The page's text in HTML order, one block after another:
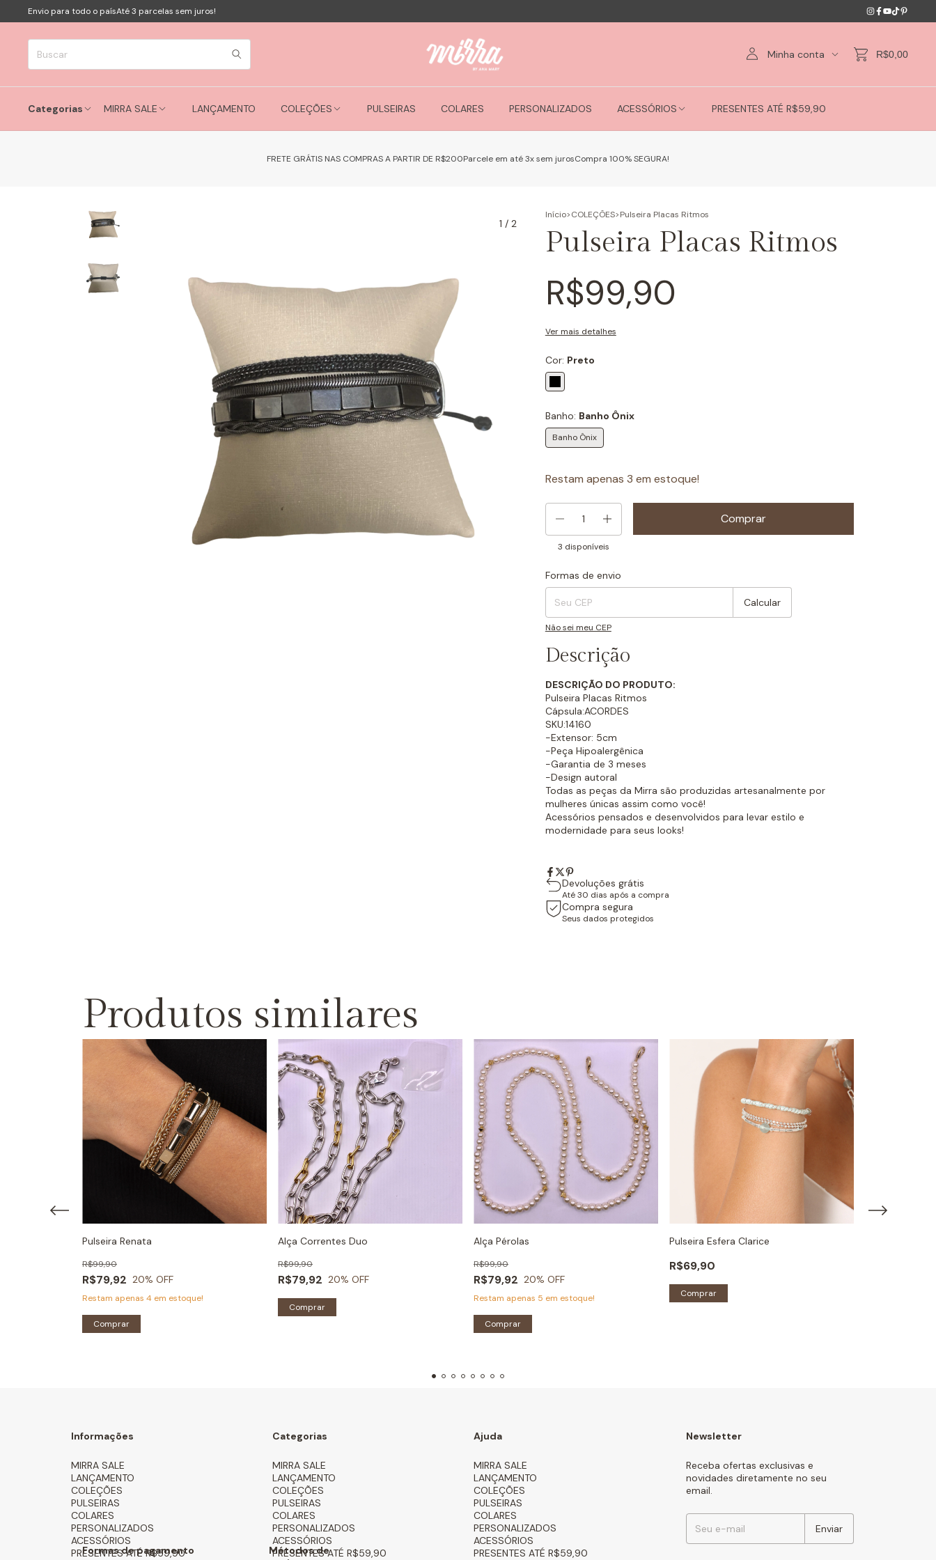
Envio para todo o paísAté 3 parcelas sem juros!
Minha conta R$0,00
Categorias MIRRA SALE LANÇAMENTO COLEÇÕES PULSEIRAS COLARES PERSONALIZADOS ACESSÓRIOS PRESENTES ATÉ R$59,90
FRETE GRÁTIS NAS COMPRAS A PARTIR DE R$200Parcele em até 3x sem jurosCompra 100% SEGURA!
1 / 2
Início>COLEÇÕES>Pulseira Placas Ritmos
Pulseira Placas Ritmos
R$99,90
Ver mais detalhes
Cor: Preto
Banho: Banho Ônix
Banho Ônix
Restam apenas 3 em estoque!
3 disponíveis
Entregas para o CEP:
Formas de envio
Calcular
Não sei meu CEP
Descrição
DESCRIÇÃO DO PRODUTO:
Pulseira Placas Ritmos
Cápsula:ACORDES
SKU:14160
-Extensor: 5cm
-Peça Hipoalergênica
-Garantia de 3 meses
-Design autoral
Todas as peças da Mirra são produzidas artesanalmente por
mulheres únicas assim como você!
Acessórios pensados e desenvolvidos para levar estilo e
modernidade para seus looks!
Devoluções grátis
Até 30 dias após a compra
Compra segura
Seus dados protegidos
Produtos similares
Pulseira Renata
R$79,92
R$99,90
20% OFF
Restam apenas 4 em estoque!
Alça Correntes Duo
R$79,92
R$99,90
20% OFF
Comprar
Alça Pérolas
R$79,92
R$99,90
20% OFF
Restam apenas 5 em estoque!
Pulseira Esfera Clarice
R$69,90
Informações
MIRRA SALE
LANÇAMENTO
COLEÇÕES
PULSEIRAS
COLARES
PERSONALIZADOS
ACESSÓRIOS
PRESENTES ATÉ R$59,90
Categorias
MIRRA SALE
LANÇAMENTO
COLEÇÕES
PULSEIRAS
COLARES
PERSONALIZADOS
ACESSÓRIOS
PRESENTES ATÉ R$59,90
Ajuda
MIRRA SALE
LANÇAMENTO
COLEÇÕES
PULSEIRAS
COLARES
PERSONALIZADOS
ACESSÓRIOS
PRESENTES ATÉ R$59,90
Newsletter
Receba ofertas exclusivas e
novidades diretamente no seu
email.
Formas de pagamento
Métodos de